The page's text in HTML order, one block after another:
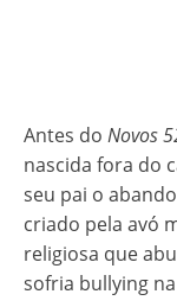
Antes do Novos
nascida fora do
seu pai o
criado pela avó
religiosa que
sofria bullying